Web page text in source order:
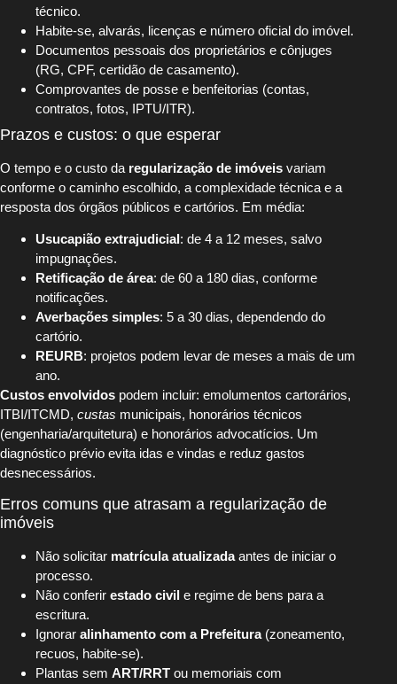
técnico.
Habite-se, alvarás, licenças e número oficial do imóvel.
Documentos pessoais dos proprietários e cônjuges
(RG, CPF, certidão de casamento).
Comprovantes de posse e benfeitorias (contas,
contratos, fotos, IPTU/ITR).
Prazos e custos: o que esperar
O tempo e o custo da regularização de imóveis variam
conforme o caminho escolhido, a complexidade técnica e a
resposta dos órgãos públicos e cartórios. Em média:
Usucapião extrajudicial: de 4 a 12 meses, salvo
impugnações.
Retificação de área: de 60 a 180 dias, conforme
notificações.
Averbações simples: 5 a 30 dias, dependendo do
cartório.
REURB: projetos podem levar de meses a mais de um
ano.
Custos envolvidos podem incluir: emolumentos cartorários,
ITBI/ITCMD, custas municipais, honorários técnicos
(engenharia/arquitetura) e honorários advocatícios. Um
diagnóstico prévio evita idas e vindas e reduz gastos
desnecessários.
Erros comuns que atrasam a regularização de
imóveis
Não solicitar matrícula atualizadaantes de iniciar o
processo.
Não conferir estado civil e regime de bens para a
escritura.
Ignorar alinhamento com a Prefeitura(zoneamento,
recuos, habite-se).
Plantas sem ART/RRT ou memoriais com